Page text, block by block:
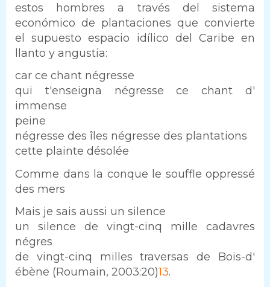
estos hombres a través del sistema
económico de plantaciones que convierte
el supuesto espacio idílico del Caribe en
llanto y angustia:
car ce chant négresse
qui t'enseigna négresse ce chant d'
immense
peine
négresse des îles négresse des plantations
cette plainte désolée
Comme dans la conque le souffle oppressé
des mers
Mais je sais aussi un silence
un silence de vingt-cinq mille cadavres
négres
de vingt-cinq milles traversas de Bois-d'
ébène (Roumain, 2003:20)13.